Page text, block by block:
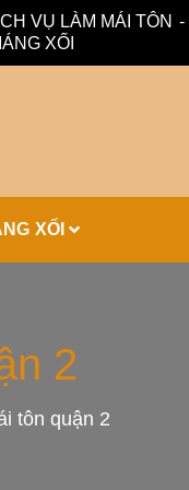
VỤ LÀM MÁI TÔN
XỐI
Xối
XỐI
2
tôn quận 2